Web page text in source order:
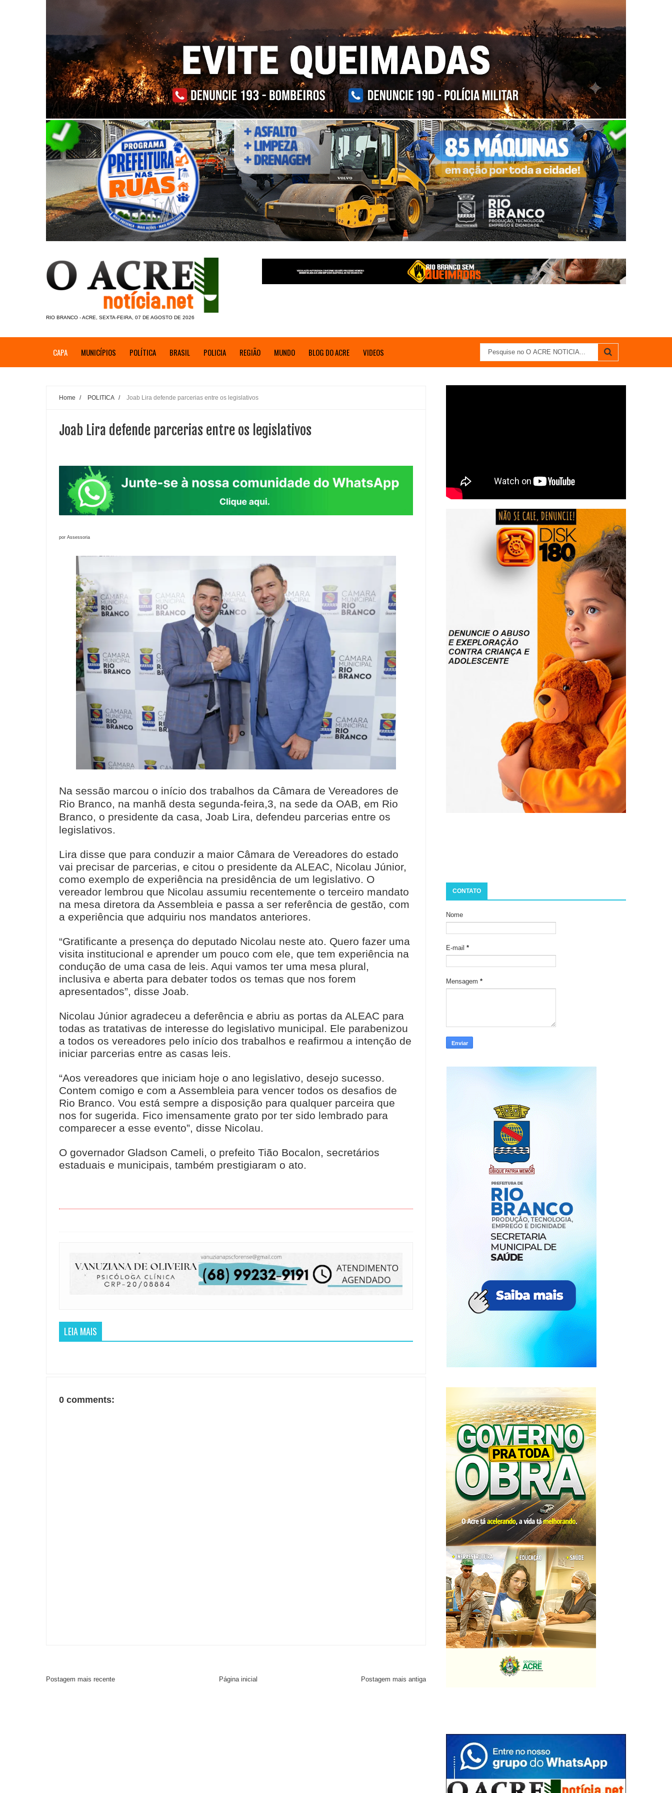
RIO BRANCO - ACRE, SEXTA-FEIRA, 07 DE AGOSTO DE 2026
CAPA MUNICÍPIOS POLÍTICA BRASIL POLICIA REGIÃO MUNDO BLOG DO ACRE VIDEOS
Home / POLITICA / Joab Lira defende parcerias entre os legislativos
Joab Lira defende parcerias entre os legislativos
por Assessoria
Na sessão marcou o início dos trabalhos da Câmara de Vereadores de
Rio Branco, na manhã desta segunda-feira,3, na sede da OAB, em Rio
Branco, o presidente da casa, Joab Lira, defendeu parcerias entre os
legislativos.
Lira disse que para conduzir a maior Câmara de Vereadores do estado
vai precisar de parcerias, e citou o presidente da ALEAC, Nicolau Júnior,
como exemplo de experiência na presidência de um legislativo. O
vereador lembrou que Nicolau assumiu recentemente o terceiro mandato
na mesa diretora da Assembleia e passa a ser referência de gestão, com
a experiência que adquiriu nos mandatos anteriores.
“Gratificante a presença do deputado Nicolau neste ato. Quero fazer uma
visita institucional e aprender um pouco com ele, que tem experiência na
condução de uma casa de leis. Aqui vamos ter uma mesa plural,
inclusiva e aberta para debater todos os temas que nos forem
apresentados”, disse Joab.
Nicolau Júnior agradeceu a deferência e abriu as portas da ALEAC para
todas as tratativas de interesse do legislativo municipal. Ele parabenizou
a todos os vereadores pelo início dos trabalhos e reafirmou a intenção de
iniciar parcerias entre as casas leis.
“Aos vereadores que iniciam hoje o ano legislativo, desejo sucesso.
Contem comigo e com a Assembleia para vencer todos os desafios de
Rio Branco. Vou está sempre a disposição para qualquer parceira que
nos for sugerida. Fico imensamente grato por ter sido lembrado para
comparecer a esse evento”, disse Nicolau.
O governador Gladson Cameli, o prefeito Tião Bocalon, secretários
estaduais e municipais, também prestigiaram o ato.
LEIA MAIS
0 comments:
Postagem mais recente Postagem mais antiga
Página inicial
CONTATO
Nome
E-mail *
Mensagem *